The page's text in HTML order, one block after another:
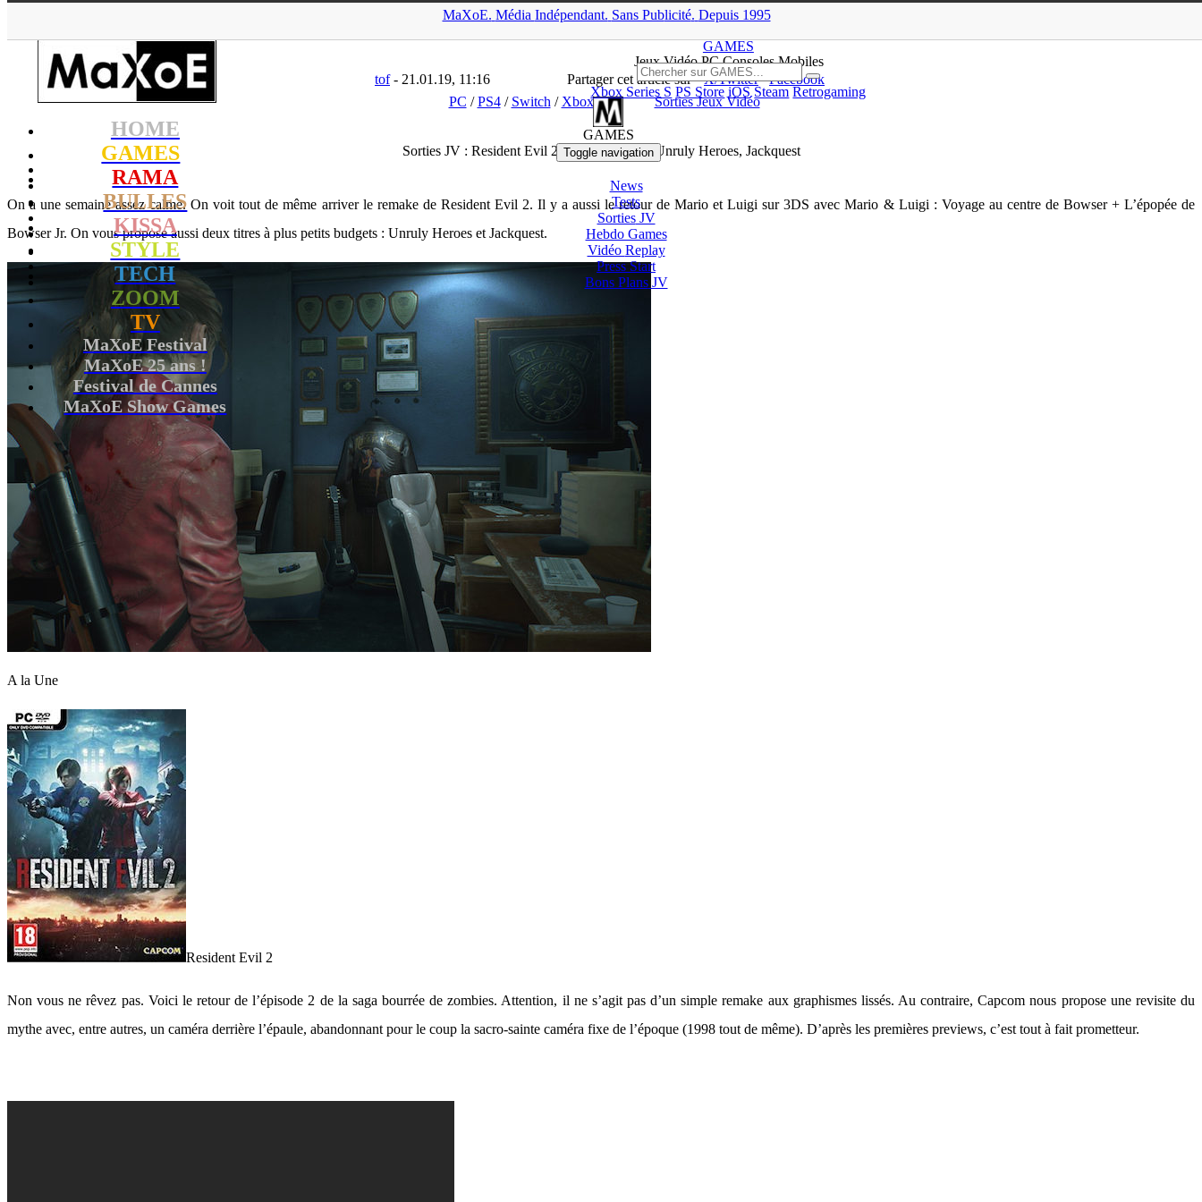
MaXoE. Média Indépendant. Sans Publicité. Depuis 1995
HOME
GAMES
RAMA
BULLES
KISSA
STYLE
TECH
ZOOM
TV
MaXoE Festival
MaXoE 25 ans !
Festival de Cannes
MaXoE Show Games
GAMES
JeuxVidéoPC Consoles Mobiles
Xbox Series S PS Store iOS Steam Retrogaming
GAMES
Toggle navigation
News
Tests
SortiesJV
Hebdo Games
Vidéo Replay
Press Start
Bons PlansJV
▲
tof- 21.01.19, 11:16 Partager cet article sur X/Twitter
Facebook
PC /PS4/ Switch / Xbox One Sorties Jeux Vidéo
Sorties JV : Resident Evil 2, Mario & Luigi, Unruly Heroes, Jackquest
On a une semaine assez calme. On voit tout de même arriver le remake de Resident Evil 2. Il y a aussi le retour de Mario et Luigi sur 3DS avec Mario & Luigi : Voyage au centre de Bowser + L’épopée de
Bowser Jr. On vous propose aussi deux titres à plus petits budgets : Unruly Heroes et Jackquest.
A la Une
Resident Evil 2
Non vous ne rêvez pas. Voici le retour de l’épisode 2 de la saga bourrée de zombies. Attention, il ne s’agit pas d’un simple remake aux graphismes lissés. Au contraire, Capcom nous propose une revisite du
mythe avec, entre autres, un caméra derrière l’épaule, abandonnant pour le coup la sacro-sainte caméra fixe de l’époque (1998 tout de même). D’après les premières previews, c’est tout à fait prometteur.